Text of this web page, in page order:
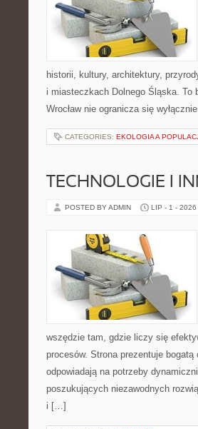
historii, kultury, architektury,
i miasteczkach Dolnego Śląska. To
Wrocław nie ogranicza się
CATEGORIES: EKOLOGIA A
TECHNOLOGIE I
POSTED BY ADMIN LIP - 1 - 2026
wszędzie tam, gdzie liczy się
procesów. Strona prezentuje
odpowiadają na potrzeby
poszukujących niezawodnych
i […]